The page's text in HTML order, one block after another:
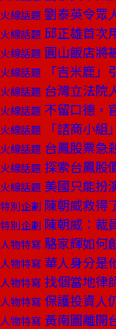
火線話題 劉泰英令眾
火線話題 邱正雄首次
火線話題 圓山飯店將
火線話題 「吉米鹿
火線話題 台灣立法院
火線話題 不留口德，
火線話題 「諮商小組
火線話題 台鳳股票急
火線話題 探索台鳳股
火線話題 美國只能扮
特別企劃 陳朝威救得
特別企劃 陳朝威：裁
人物特寫 駱家輝如何
人物特寫 華人身分是
人物特寫 找個當地律
人物特寫 保護投資人
人物特寫 黃南圖離開